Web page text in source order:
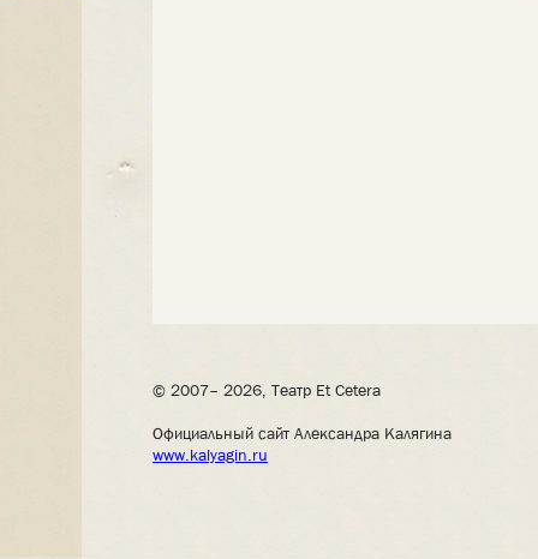
© 2007– 2026, Театр Et Cetera
Официальный сайт Александра Калягина
www.kalyagin.ru